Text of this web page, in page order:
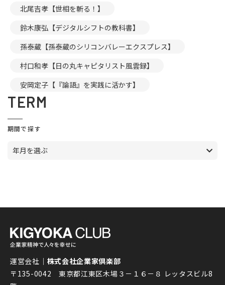
北尾吉孝【世相を斬る！】
鈴木康弘【デジタルシフトの教科書】
孫泰蔵【孫泰蔵のシリコンバレーエクスプレス】
村口和孝【日の丸キャピタリスト風雲録】
安岡定子【『論語』を実践に活かす】
TERM
期間で探す
年月を選ぶ
運営会社｜ 株式会社企業家倶楽部
〒135-0042 東京都江東区木場３－１６－８ レッタスビル8